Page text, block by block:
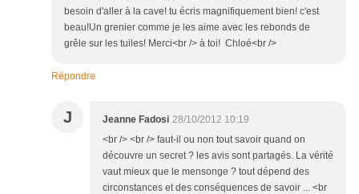
besoin d'aller à la cave! tu écris magnifiquement bien! c'est
beau!Un grenier comme je les aime avec les rebonds de
grêle sur les tuiles! Merci<br /> à toi! Chloé<br />
Répondre
J Jeanne Fadosi 28/10/2012 10:19
<br /> <br /> faut-il ou non tout savoir quand on
découvre un secret ? les avis sont partagés. La vérité
vaut mieux que le mensonge ? tout dépend des
circonstances et des conséquences de savoir ... <br